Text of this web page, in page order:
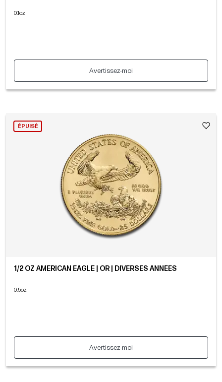
0.1oz
Avertissez-moi
ÉPUISÉ
1/2 OZ AMERICAN EAGLE | OR | DIVERSES ANNÉES
0.5oz
Avertissez-moi